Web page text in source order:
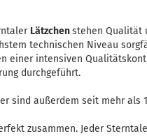
Lätzchenstehen Qualität
technischen Niveau
einer intensiven
durchgeführt.
sind außerdem seit mehr als
zusammen. Jeder